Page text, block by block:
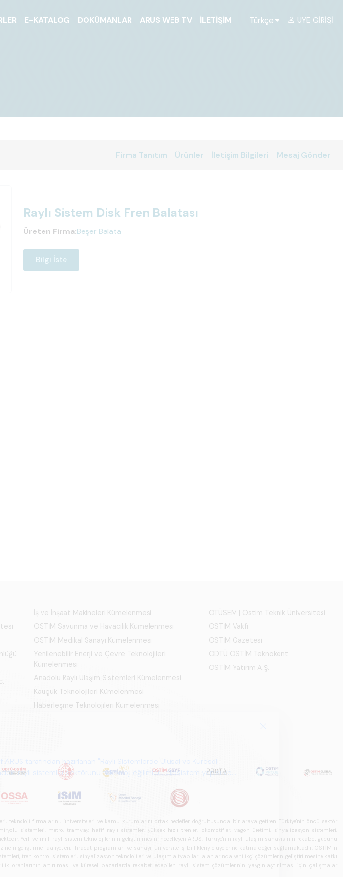
E-KATALOG DOKÜMANLAR ARUS WEB TV İLETIŞIM Türkçe ÜYE GIRIŞI
Firma Tanıtım Ürünler İletişim Bilgileri Mesaj Gönder
Raylı Sistem Disk Fren Balatası
Üreten Firma:Beşer Balata
Bilgi İste
İş ve İnşaat Makineleri Kümelenmesi
OSTİM Savunma ve Havacılık Kümelenmesi
OSTİM Medikal Sanayi Kümelenmesi
Yenilenebilir Enerji ve Çevre Teknolojileri
Kümelenmesi
Anadolu Raylı Ulaşım Sistemleri Kümelenmesi
Kauçuk Teknolojileri Kümelenmesi
Haberleşme Teknolojileri Kümelenmesi
OTÜSEM | Ostim Teknik Üniversitesi
OSTİM Vakfı
OSTİM Gazetesi
ODTÜ OSTİM Teknokent
OSTİM Yatırım A.Ş.
teknoloji firmalarını, üniversiteleri ve kamu kurumlarını ortak hedefler doğrultusunda bir araya getiren Türkiye'nin öncü sektör
sistemleri, metro, tramvay, hafif raylı sistemler, yüksek hızlı trenler, lokomotifler, vagon üretimi, sinyalizasyon sistemleri,
Yerli ve milli raylı sistem teknolojilerinin geliştirilmesini hedefleyen ARUS, Türkiye'nin raylı ulaşım sanayisinin rekabet gücünü
geliştirme faaliyetleri, ihracat programları ve sanayi-üniversite iş birlikleriyle üyelerine katma değer sağlamaktadır. OSTİM'in
tren kontrol sistemleri, sinyalizasyon teknolojileri ve ulaşım altyapıları alanlarında yenilikçi çözümlerin geliştirilmesine katkı
oranlarının artırılması ve küresel pazarlarda rekabet edebilen raylı sistem çözümlerinin yaygınlaştırılması için çalışmalar